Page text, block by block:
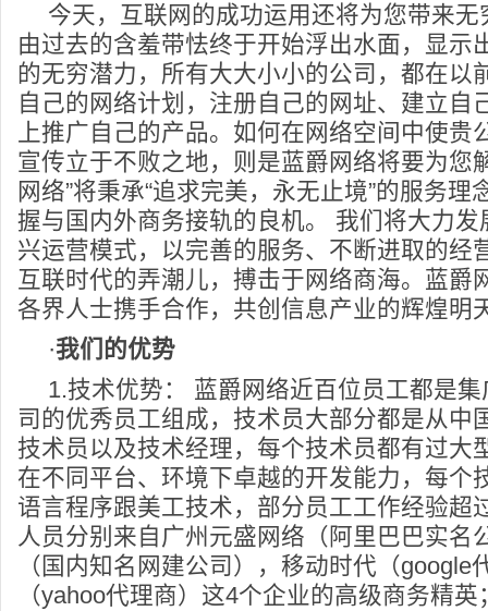
今天，互联网的成功运用还将为您带来
由过去的含羞带怯终于开始浮出水面，显示
的无穷潜力，所有大大小小的公司，都在以
自己的网络计划，注册自己的网址、建立自
上推广自己的产品。如何在网络空间中使贵
宣传立于不败之地，则是蓝爵网络将要为您
网络”将秉承“追求完美，永无止境”的服务理
握与国内外商务接轨的良机。 我们将大力
兴运营模式，以完善的服务、不断进取的经
互联时代的弄潮儿，搏击于网络商海。蓝爵
各界人士携手合作，共创信息产业的辉煌明
·我们的优势
1.技术优势： 蓝爵网络近百位员工都是
司的优秀员工组成，技术员大部分都是从中
技术员以及技术经理，每个技术员都有过大
在不同平台、环境下卓越的开发能力，每个
语言程序跟美工技术，部分员工工作经验超
人员分别来自广州元盛网络（阿里巴巴实名
（国内知名网建公司），移动时代（google
（yahoo代理商）这4个企业的高级商务精英